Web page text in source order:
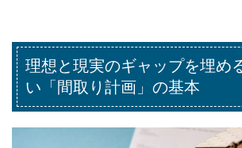
理想と現実のギャップを埋め
い「間取り計画」の基本